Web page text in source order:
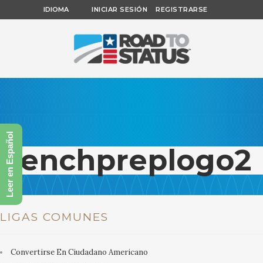
IDIOMA INICIAR SESIÓN REGISTRARSE
benchpreplogo2
LIGAS COMUNES
Convertirse En Ciudadano Americano
Leer en Español